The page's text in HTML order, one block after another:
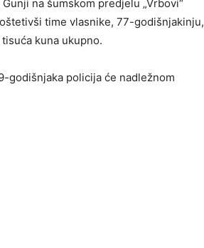
na šumskom predjelu „Vrbovi“
time vlasnike, 77-godišnjakinju,
kuna ukupno.
godišnjaka policija će nadležnom